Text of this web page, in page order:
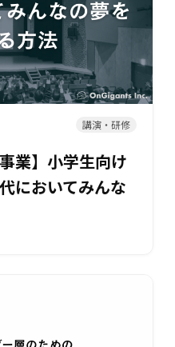
講演・研修
業】小学生向け
においてみんな